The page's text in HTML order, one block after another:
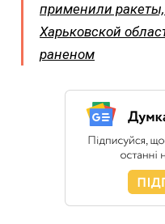
применили
Харьковской
раненом